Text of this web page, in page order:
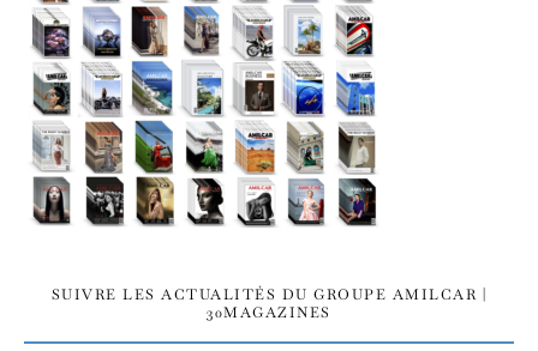
SUIVRE LES ACTUALITÉS DU GROUPE AMILCAR |
30MAGAZINES